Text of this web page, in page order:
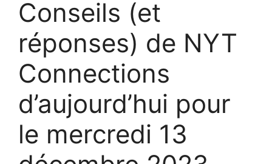
Conseils (et
réponses) de NYT
Connections
d’aujourd’hui pour
le mercredi 13